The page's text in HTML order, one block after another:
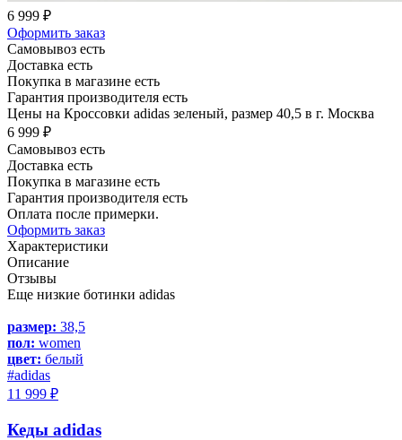
6 999 ₽
Оформить заказ
Самовывоз есть
Доставка есть
Покупка в магазине есть
Гарантия производителя есть
Цены на Кроссовки adidas зеленый, размер 40,5 в г. Москва
6 999 ₽
Самовывоз есть
Доставка есть
Покупка в магазине есть
Гарантия производителя есть
Оплата после примерки.
Оформить заказ
Характеристики
Описание
Отзывы
Еще низкие ботинки adidas
размер: 38,5
пол: women
цвет: белый
#adidas
11 999 ₽
Кеды adidas